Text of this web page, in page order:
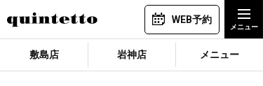
WEB予約
敷島店 岩神店 メニュー